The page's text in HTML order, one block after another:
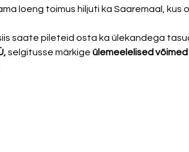
loeng toimus hiljuti ka Saaremaal, kus
saate pileteid osta ka ülekandega
selgitusse märkige ülemeelelised võimed